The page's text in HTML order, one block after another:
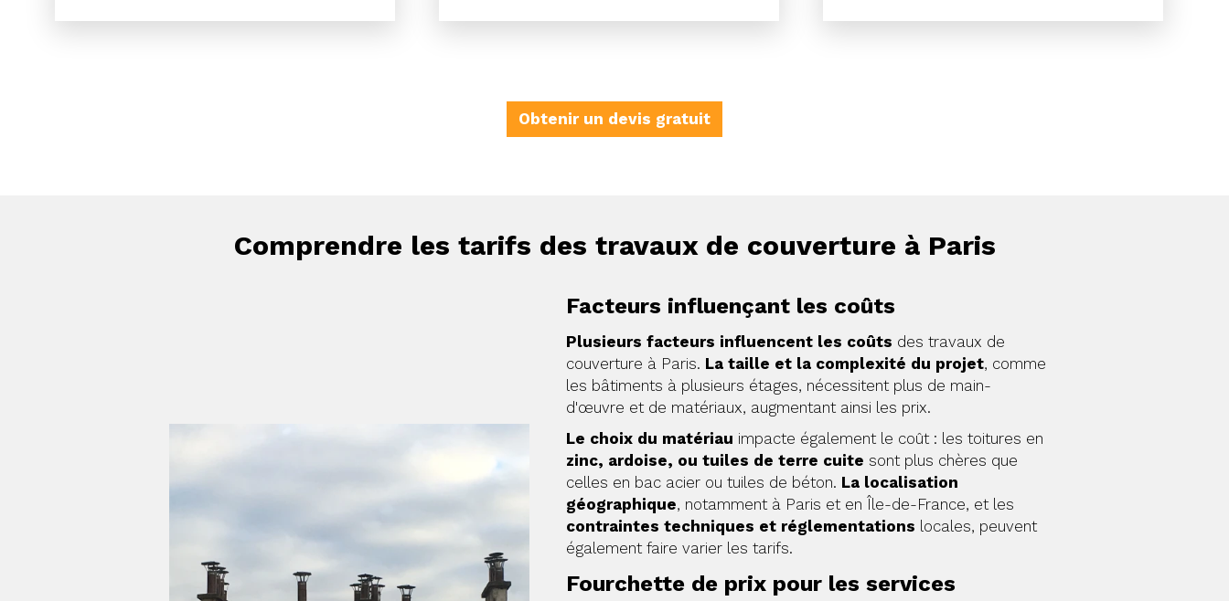
Obtenir un devis gratuit
Comprendre les tarifs des travaux de couverture à Paris
Facteurs influençant les coûts
Plusieurs facteurs influencent les coûts des travaux de
couverture à Paris. La taille et la complexité du projet, comme
les bâtiments à plusieurs étages, nécessitent plus de main-
d'œuvre et de matériaux, augmentant ainsi les prix.
Le choix du matériau impacte également le coût : les toitures en
zinc, ardoise, ou tuiles de terre cuite sont plus chères que
celles en bac acier ou tuiles de béton. La localisation
géographique, notamment à Paris et en Île-de-France, et les
contraintes techniques et réglementations locales, peuvent
également faire varier les tarifs.
Fourchette de prix pour les services